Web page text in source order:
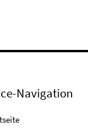
Navigation